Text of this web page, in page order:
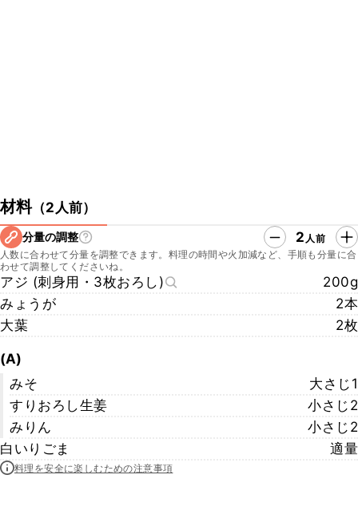
材料（2人前）
分量の調整 2 人前
人数に合わせて分量を調整できます。料理の時間や火加減など、手順も分量に合
わせて調整してくださいね。
アジ (刺身用・3枚おろし)
200g
みょうが
2本
大葉
2枚
(A)
みそ
大さじ1
すりおろし生姜
小さじ2
みりん
小さじ2
白いりごま
適量
料理を安全に楽しむための注意事項